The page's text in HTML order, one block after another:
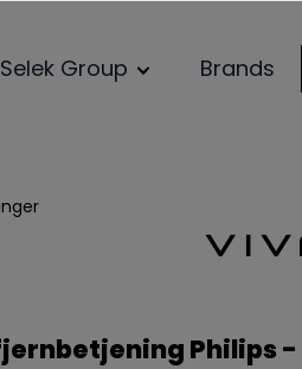
Selek Group Brands
Philips -